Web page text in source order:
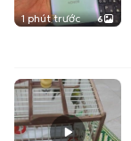
1 phút trước 6